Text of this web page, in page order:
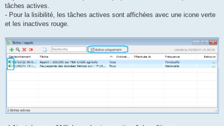
tâches actives.
- Pour la lisibilité, les tâches actives sont affichées avec une icone verte
et les inactives rouge.